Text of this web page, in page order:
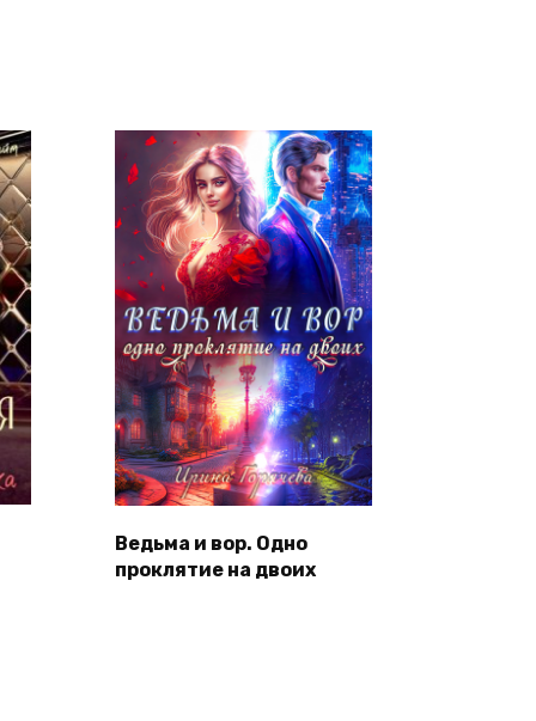
Ведьма и вор. Одно
проклятие на двоих